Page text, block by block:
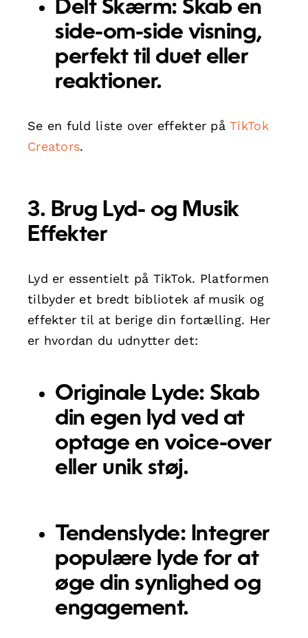
Delt Skærm: Skab en
side-om-side visning,
perfekt til duet eller
reaktioner.
Se en fuld liste over effekter påTikTok
Creators.
3. Brug Lyd- og Musik
Effekter
Lyd er essentielt på TikTok. Platformen
tilbyder et bredt bibliotek af musik og
effekter til at berige din fortælling. Her
er hvordan du udnytter det:
Originale Lyde: Skab
din egen lyd ved at
optage en voice-over
eller unik støj.
Tendenslyde: Integrer
populære lyde for at
øge din synlighed og
engagement.